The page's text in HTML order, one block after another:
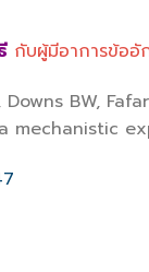
กับผู้มีอาการข้ออั
Downs BW,